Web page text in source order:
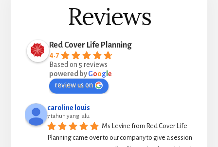
Reviews
Red Cover Life Planning
4.7
Based on 5 reviews
powered byGoogl e
review us on
caroline louis
7 tahun yang lalu
Ms Levine from Red Cover Life
Planning came over to our company to give a session